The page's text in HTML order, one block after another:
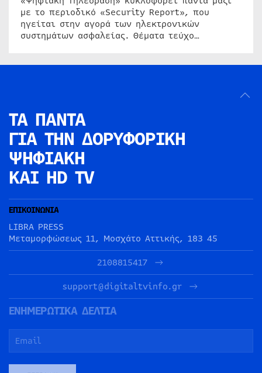
με το περιοδικό «Security Report», που
ηγείται στην αγορά των ηλεκτρονικών
συστημάτων ασφαλείας. Θέματα τεύχο…
ΤΑ ΠΑΝΤΑ
ΓΙΑ ΤΗΝ ΔΟΡΥΦΟΡΙΚΗ
ΨΗΦΙΑΚΗ
ΚΑΙ HD TV
ΕΠΙΚΟΙΝΩΝΙΑ
LIBRA PRESS
Μεταμορφώσεως 11, Μοσχάτο Αττικής, 183 45
2108815417
support@digitaltvinfo.gr
ΕΝΗΜΕΡΩΤΙΚΑ ΔΕΛΤΙΑ